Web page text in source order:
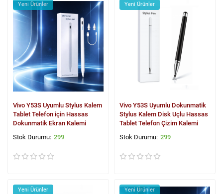
Yeni Ürünler
Vivo Y53S Uyumlu Stylus Kalem
Tablet Telefon için Hassas
Dokunmatik Ekran Kalemi
299
Yeni Ürünler
Vivo Y53S Uyumlu Dokunmatik
Stylus Kalem Disk Uçlu Hassas
Tablet Telefon Çizim Kalemi
299
Yeni Ürünler Yeni Ürünler